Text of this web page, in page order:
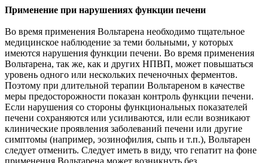
Применение при нарушениях функции печени
Во время применения Вольтарена необходимо тщательное
медицинское наблюдение за теми больными, у которых
имеются нарушения функции печени. Во время применения
Вольтарена, так же, как и других НПВП, может повышаться
уровень одного или нескольких печеночных ферментов.
Поэтому при длительной терапии Вольтареном в качестве
меры предосторожности показан контроль функции печени.
Если нарушения со стороны функциональных показателей
печени сохраняются или усиливаются, или если возникают
клинические проявления заболеваний печени или другие
симптомы (например, эозинофилия, сыпь и т.п.), Вольтарен
следует отменить. Следует иметь в виду, что гепатит на фоне
применения Вольтарена может возникнуть без